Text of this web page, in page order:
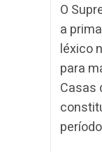
O
a
léxico
para
Casas